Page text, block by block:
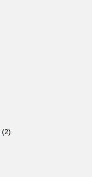
(2)